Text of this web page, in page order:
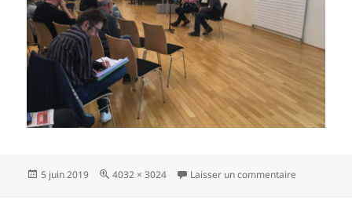
Publié
5 juin 2019
Taille
4032 × 3024 Laisser un commentaire